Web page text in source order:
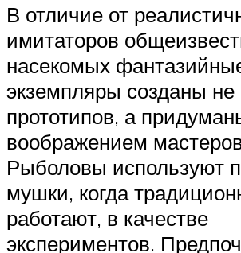
В отличие от
имитаторов
насекомых
экземпляры созданы не
прототипов, а
воображением
Рыболовы используют
мушки, когда
работают, в качестве
экспериментов.